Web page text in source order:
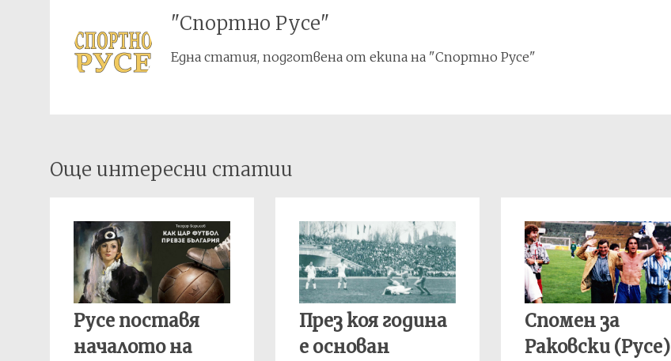
"Спортно Русе"
Една статия, подготвена от екипа на "Спортно Русе"
Post
navigation
Още интересни статии
Русе поставя
началото на
През коя година
е основан
Спомен за
Раковски (Русе)